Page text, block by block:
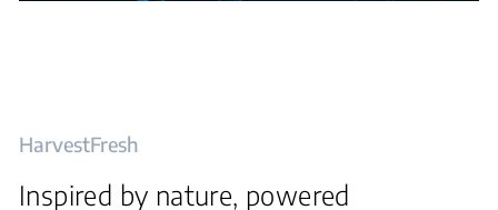
HarvestFresh
Inspired by nature, powered